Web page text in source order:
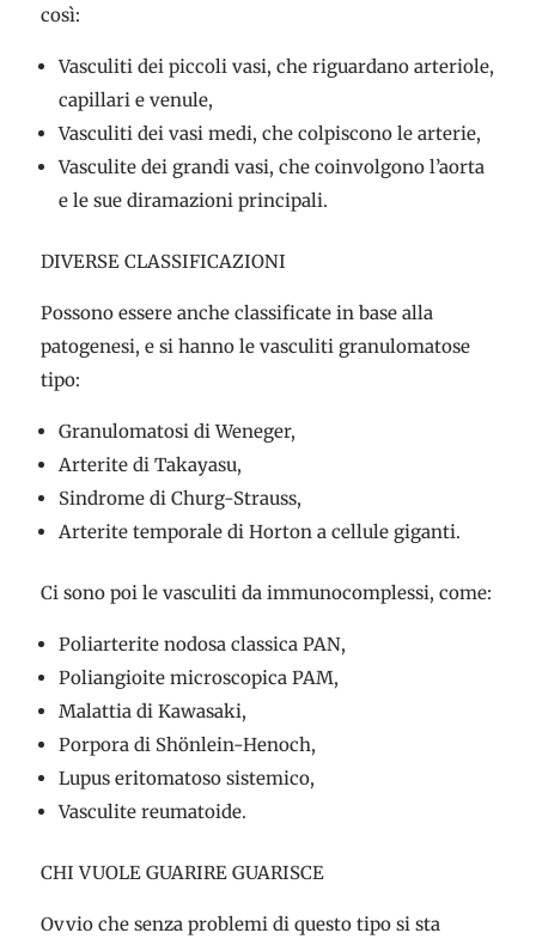
così:
Vasculiti dei piccoli vasi, che riguardano arteriole,
capillari e venule,
Vasculiti dei vasi medi, che colpiscono le arterie,
Vasculite dei grandi vasi, che coinvolgono l’aorta
e le sue diramazioni principali.
DIVERSE CLASSIFICAZIONI
Possono essere anche classificate in base alla
patogenesi, e si hanno le vasculiti granulomatose
tipo:
Granulomatosi di Weneger,
Arterite di Takayasu,
Sindrome di Churg-Strauss,
Arterite temporale di Horton a cellule giganti.
Ci sono poi le vasculiti da immunocomplessi, come:
Poliarterite nodosa classica PAN,
Poliangioite microscopica PAM,
Malattia di Kawasaki,
Porpora di Shönlein-Henoch,
Lupus eritomatoso sistemico,
Vasculite reumatoide.
CHI VUOLE GUARIRE GUARISCE
Ovvio che senza problemi di questo tipo si sta